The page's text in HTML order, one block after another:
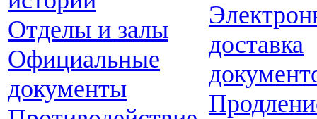
Отделы и залы
Официальные
документы
доставка